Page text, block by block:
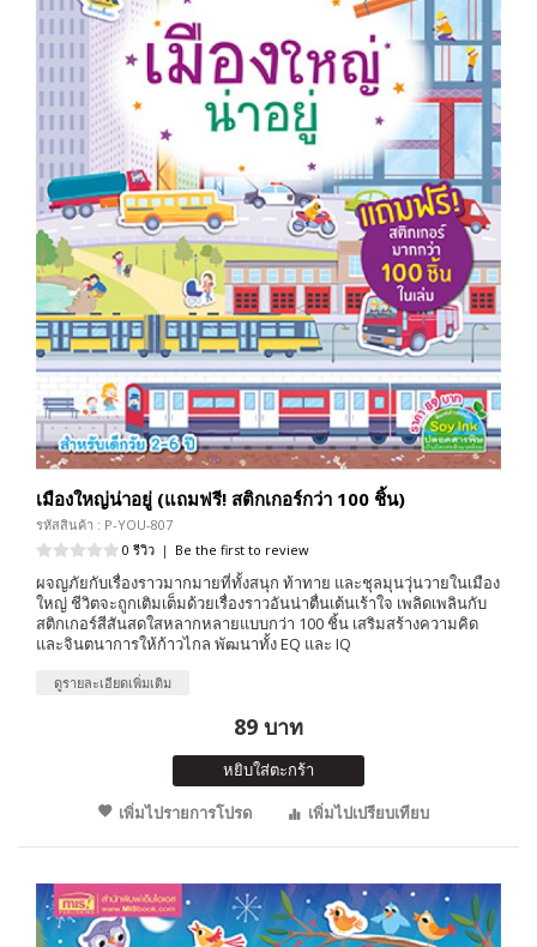
เมืองใหญ่น่าอยู่ (แถมฟรี! สติกเกอร์กว่า 100 ชิ้น)
รหัสสินค้า : P-YOU-807
0 รีวิว | Be the first to review
ผจญภัยกับเรื่องราวมากมายที่ทั้งสนุก ท้าทาย และชุลมุนวุ่นวายในเมือง
ใหญ่ ชีวิตจะถูกเติมเต็มด้วยเรื่องราวอันน่าตื่นเต้นเร้าใจ เพลิดเพลินกับ
สติกเกอร์สีสันสดใสหลากหลายแบบกว่า 100 ชิ้น เสริมสร้างความคิด
และจินตนาการให้ก้าวไกล พัฒนาทั้ง EQ และ IQ
ดูรายละเอียดเพิ่มเติม
89 บาท
หยิบใส่ตะกร้า
เพิ่มไปรายการโปรด
เพิ่มไปเปรียบเทียบ